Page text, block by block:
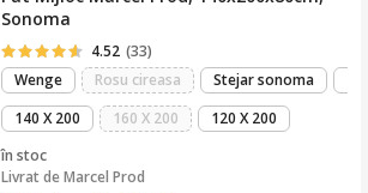
Sonoma
4.52 (33)
Wenge
Rosu cireasa Stejar sonoma
140 X 200 160 X 200
120 X 200
în stoc
Livrat deMarcel Prod